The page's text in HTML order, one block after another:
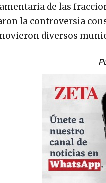
de las
la controversia
diversos